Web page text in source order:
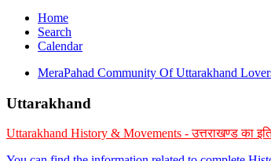
Home
Search
Calendar
MeraPahad Community Of Uttarakhand
Uttarakhand
Uttarakhand History & Movements - उत्तराखण्ड का